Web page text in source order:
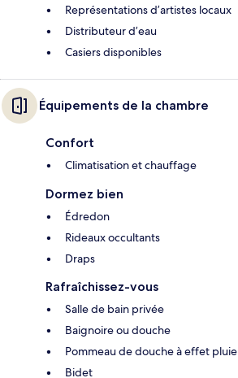
Représentations d’artistes locaux
Distributeur d’eau
Casiers disponibles
Équipements de la chambre
Confort
Climatisation et chauffage
Dormez bien
Édredon
Rideaux occultants
Draps
Rafraîchissez-vous
Salle de bain privée
Baignoire ou douche
Pommeau de douche à effet pluie
Bidet